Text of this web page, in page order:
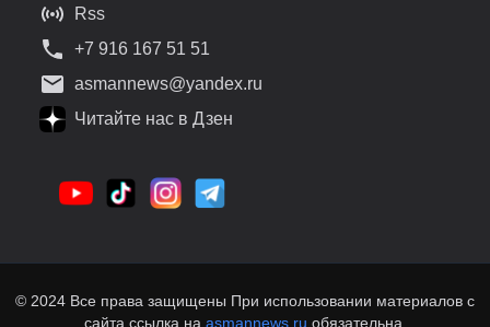
Rss
+7 916 167 51 51
asmannews@yandex.ru
Читайте нас в Дзен
© 2024 Все права защищены При использовании материалов с
сайта ссылка на asmannews.ru обязательна.